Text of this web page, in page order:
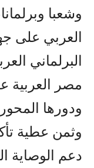
وشعبا
العربي على
البرلماني
مصر العربية
ودورها
وثمن عطية
دعم الوصاية